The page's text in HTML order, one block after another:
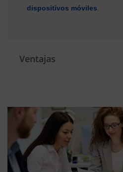
dispositivos móviles.
Ventajas